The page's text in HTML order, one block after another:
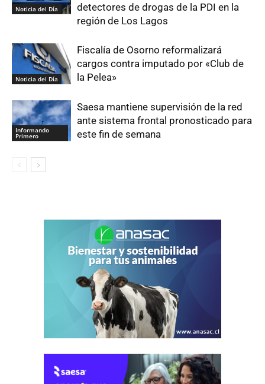
Noticia del Día
detectores de drogas de la PDI en la
región de Los Lagos
Noticia del Día
Fiscalía de Osorno reformalizará
cargos contra imputado por «Club de
la Pelea»
Informando
Primero
Saesa mantiene supervisión de la red
ante sistema frontal pronosticado para
este fin de semana